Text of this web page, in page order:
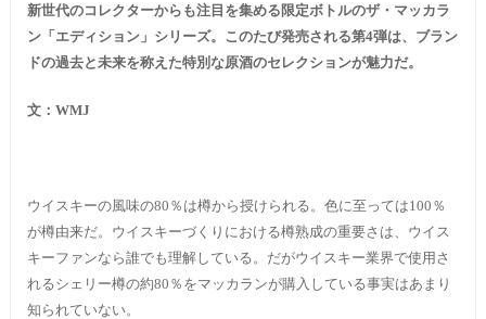
新世代のコレクターからも注目を集める限定ボトルのザ・マッカラ
ン「エディション」シリーズ。このたび発売される第4弾は、ブラン
ドの過去と未来を称えた特別な原酒のセレクションが魅力だ。
文： WMJ
ウイスキーの風味の80％は樽から授けられる。色に至っては100％
が樽由来だ。ウイスキーづくりにおける樽熟成の重要さは、ウイス
キーファンなら誰でも理解している。だがウイスキー業界で使用さ
れるシェリー樽の約80％をマッカランが購入している事実はあまり
知られていない。